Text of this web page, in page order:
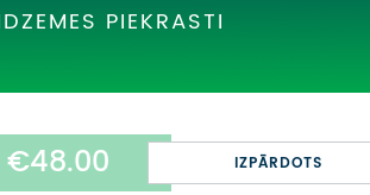
PIRMSLĪGUMA
KLIENTA LĪGUMS,
PIEKRASTI
€48.00 IZPĀRDOTS